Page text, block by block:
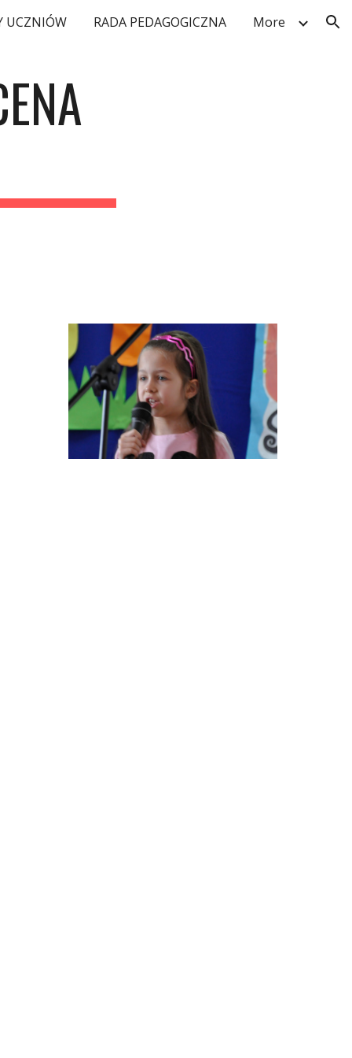
UCZNIÓW RADA PEDAGOGICZNA More